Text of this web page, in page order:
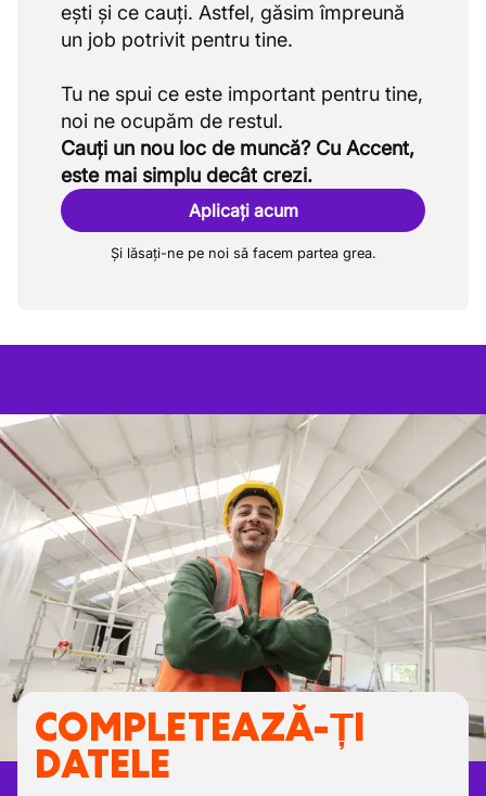
ești și ce cauți. Astfel, găsim împreună
un job potrivit pentru tine.
Tu ne spui ce este important pentru tine,
Cauți un nou loc de muncă? Cu Accent,
este mai simplu decât crezi.
Aplicați acum
Și lăsați-ne pe noi să facem partea grea.
COMPLETEAZĂ-ȚI
DATELE